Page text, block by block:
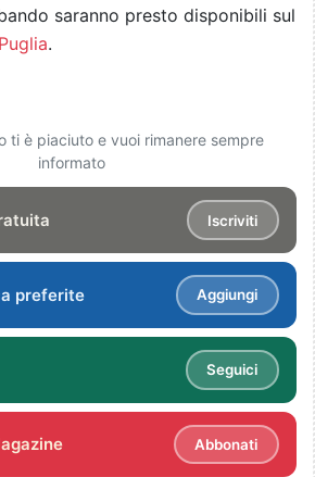
saranno presto disponibili sul
.
ti è piaciuto e vuoi rimanere sempre
informato
Iscriviti
preferite Aggiungi
Seguici
Abbonati